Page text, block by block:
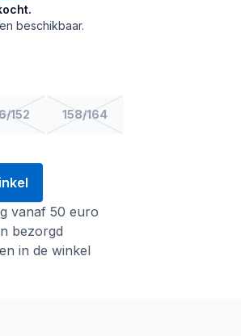
beschikbaar.
152 158/164
vanaf 50 euro
bezorgd
in de winkel